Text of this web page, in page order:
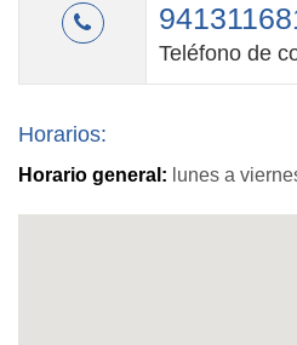
Teléfono de
Horarios:
Horario general: lunes a